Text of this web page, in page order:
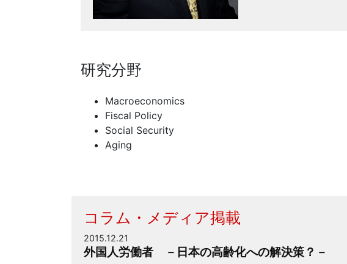
研究分野
Macroeconomics
Fiscal Policy
Social Security
Aging
コラム・メディア掲載
2015.12.21
外国人労働者 －日本の高齢化への解決策？－